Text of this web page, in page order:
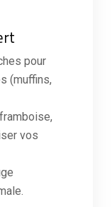
pour
(muffins,
vos